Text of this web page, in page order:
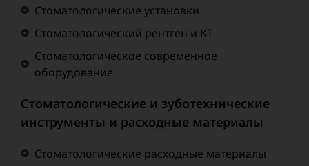
Стоматологические установки
Стоматологический рентген и КТ
Стоматологическое современное
оборудование
Стоматологические и зуботехнические
инструменты и расходные материалы
Стоматологические расходные материалы